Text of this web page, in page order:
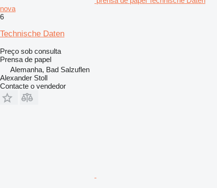
nova
6
Technische Daten
Preço sob consulta
Prensa de papel
Alemanha, Bad Salzuflen
Alexander Stoll
Contacte o vendedor